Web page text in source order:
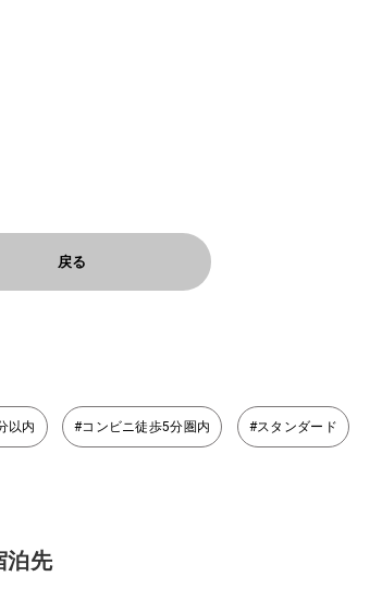
戻る
以内 #コンビニ徒歩5分圏内 #スタンダード
泊先